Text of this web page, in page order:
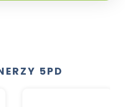
5PD